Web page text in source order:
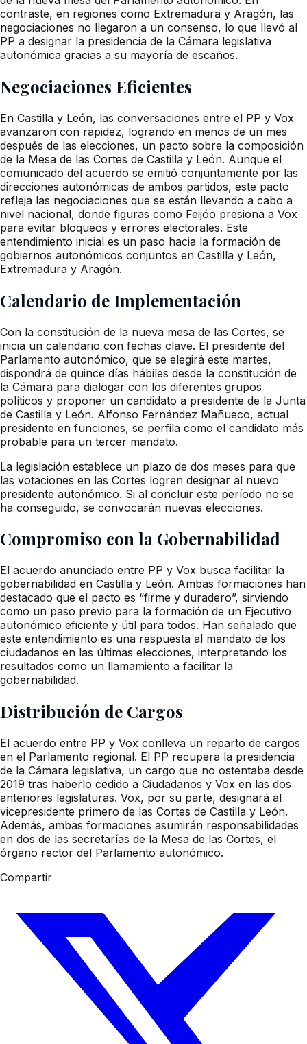
contraste, en regiones como Extremadura y Aragón, las
negociaciones no llegaron a un consenso, lo que llevó al
PP a designar la presidencia de la Cámara legislativa
autonómica gracias a su mayoría de escaños.
Negociaciones Eficientes
En Castilla y León, las conversaciones entre el PP y Vox
avanzaron con rapidez, logrando en menos de un mes
después de las elecciones, un pacto sobre la composición
de la Mesa de las Cortes de Castilla y León. Aunque el
comunicado del acuerdo se emitió conjuntamente por las
direcciones autonómicas de ambos partidos, este pacto
refleja las negociaciones que se están llevando a cabo a
nivel nacional, donde figuras como Feijóo presiona a Vox
para evitar bloqueos y errores electorales. Este
entendimiento inicial es un paso hacia la formación de
gobiernos autonómicos conjuntos en Castilla y León,
Extremadura y Aragón.
Calendario de Implementación
Con la constitución de la nueva mesa de las Cortes, se
inicia un calendario con fechas clave. El presidente del
Parlamento autonómico, que se elegirá este martes,
dispondrá de quince días hábiles desde la constitución de
la Cámara para dialogar con los diferentes grupos
políticos y proponer un candidato a presidente de la Junta
de Castilla y León. Alfonso Fernández Mañueco, actual
presidente en funciones, se perfila como el candidato más
probable para un tercer mandato.
La legislación establece un plazo de dos meses para que
las votaciones en las Cortes logren designar al nuevo
presidente autonómico. Si al concluir este período no se
ha conseguido, se convocarán nuevas elecciones.
Compromiso con la Gobernabilidad
El acuerdo anunciado entre PP y Vox busca facilitar la
gobernabilidad en Castilla y León. Ambas formaciones han
destacado que el pacto es “firme y duradero”, sirviendo
como un paso previo para la formación de un Ejecutivo
autonómico eficiente y útil para todos. Han señalado que
este entendimiento es una respuesta al mandato de los
ciudadanos en las últimas elecciones, interpretando los
resultados como un llamamiento a facilitar la
gobernabilidad.
Distribución de Cargos
El acuerdo entre PP y Vox conlleva un reparto de cargos
en el Parlamento regional. El PP recupera la presidencia
de la Cámara legislativa, un cargo que no ostentaba desde
2019 tras haberlo cedido a Ciudadanos y Vox en las dos
anteriores legislaturas. Vox, por su parte, designará al
vicepresidente primero de las Cortes de Castilla y León.
Además, ambas formaciones asumirán responsabilidades
en dos de las secretarías de la Mesa de las Cortes, el
órgano rector del Parlamento autonómico.
Compartir